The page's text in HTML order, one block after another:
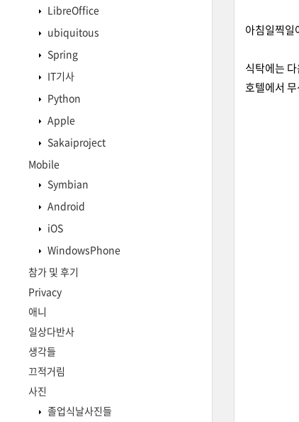
LibreOffice
ubiquitous
Spring
IT기사
Python
Apple
Sakaiproject
Mobile
Symbian
Android
iOS
WindowsPhone
참가 및 후기
Privacy
애니
일상다반사
생각들
끄적거림
사진
졸업식날사진들
아침일찍일
식탁에는
호텔에서